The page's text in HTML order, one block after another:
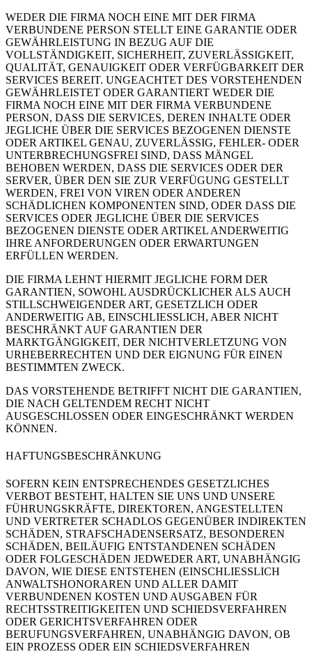
WEDER DIE FIRMA NOCH EINE MIT DER FIRMA
VERBUNDENE PERSON STELLT EINE GARANTIE ODER
GEWÄHRLEISTUNG IN BEZUG AUF DIE
VOLLSTÄNDIGKEIT, SICHERHEIT, ZUVERLÄSSIGKEIT,
QUALITÄT, GENAUIGKEIT ODER VERFÜGBARKEIT DER
SERVICES BEREIT. UNGEACHTET DES VORSTEHENDEN
GEWÄHRLEISTET ODER GARANTIERT WEDER DIE
FIRMA NOCH EINE MIT DER FIRMA VERBUNDENE
PERSON, DASS DIE SERVICES, DEREN INHALTE ODER
JEGLICHE ÜBER DIE SERVICES BEZOGENEN DIENSTE
ODER ARTIKEL GENAU, ZUVERLÄSSIG, FEHLER- ODER
UNTERBRECHUNGSFREI SIND, DASS MÄNGEL
BEHOBEN WERDEN, DASS DIE SERVICES ODER DER
SERVER, ÜBER DEN SIE ZUR VERFÜGUNG GESTELLT
WERDEN, FREI VON VIREN ODER ANDEREN
SCHÄDLICHEN KOMPONENTEN SIND, ODER DASS DIE
SERVICES ODER JEGLICHE ÜBER DIE SERVICES
BEZOGENEN DIENSTE ODER ARTIKEL ANDERWEITIG
IHRE ANFORDERUNGEN ODER ERWARTUNGEN
ERFÜLLEN WERDEN.
DIE FIRMA LEHNT HIERMIT JEGLICHE FORM DER
GARANTIEN, SOWOHL AUSDRÜCKLICHER ALS AUCH
STILLSCHWEIGENDER ART, GESETZLICH ODER
ANDERWEITIG AB, EINSCHLIESSLICH, ABER NICHT
BESCHRÄNKT AUF GARANTIEN DER
MARKTGÄNGIGKEIT, DER NICHTVERLETZUNG VON
URHEBERRECHTEN UND DER EIGNUNG FÜR EINEN
BESTIMMTEN ZWECK.
DAS VORSTEHENDE BETRIFFT NICHT DIE GARANTIEN,
DIE NACH GELTENDEM RECHT NICHT
AUSGESCHLOSSEN ODER EINGESCHRÄNKT WERDEN
KÖNNEN.
HAFTUNGSBESCHRÄNKUNG
SOFERN KEIN ENTSPRECHENDES GESETZLICHES
VERBOT BESTEHT, HALTEN SIE UNS UND UNSERE
FÜHRUNGSKRÄFTE, DIREKTOREN, ANGESTELLTEN
UND VERTRETER SCHADLOS GEGENÜBER INDIREKTEN
SCHÄDEN, STRAFSCHADENSERSATZ, BESONDEREN
SCHÄDEN, BEILÄUFIG ENTSTANDENEN SCHÄDEN
ODER FOLGESCHÄDEN JEDWEDER ART, UNABHÄNGIG
DAVON, WIE DIESE ENTSTEHEN (EINSCHLIESSLICH
ANWALTSHONORAREN UND ALLER DAMIT
VERBUNDENEN KOSTEN UND AUSGABEN FÜR
RECHTSSTREITIGKEITEN UND SCHIEDSVERFAHREN
ODER GERICHTSVERFAHREN ODER
BERUFUNGSVERFAHREN, UNABHÄNGIG DAVON, OB
EIN PROZESS ODER EIN SCHIEDSVERFAHREN